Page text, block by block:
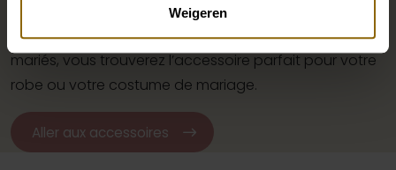
Weigeren
n’est complet que s’il est assorti à des accessoires.
Grâce à notre vaste boutique d’accessoires pour les
mariés, vous trouverez l’accessoire parfait pour votre
robe ou votre costume de mariage.
Aller aux accessoires